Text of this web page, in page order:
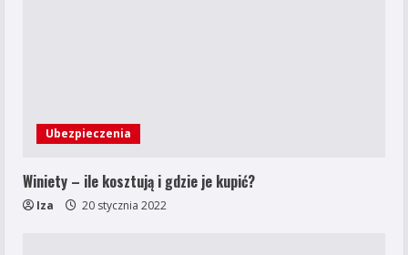
Ubezpieczenia
Winiety – ile kosztują i gdzie je kupić?
Iza 20 stycznia 2022